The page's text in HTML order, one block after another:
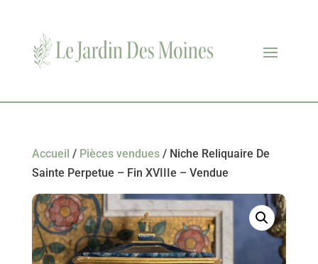
Accueil / Pièces vendues/ Niche Reliquaire De
Sainte Perpetue – Fin XVIIIe – Vendue